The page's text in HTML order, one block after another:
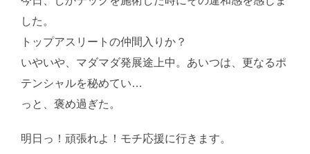
した。
トップアスリートの仲間入りか？
いやいや、マダマダ発展途上中。あいつは、更なるポ
テンシャルを秘めてい…
っと、褒め過ぎた。
明日っ！頑張れよ！モチ応援に行きます。